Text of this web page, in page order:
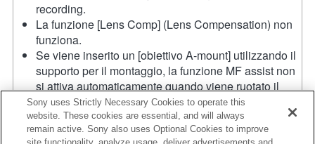
recording.
La funzione [Lens Comp] (Lens Compensation) non
funziona.
Se viene inserito un [obiettivo A-mount] utilizzando il
supporto per il montaggio, la funzione MF assist non
si attiva automaticamente quando viene ruotato il
regolatore di messa a fuoco. È possibile ingrandire
l'immagine assegnando le funzioni [Focus Magnifier]
o [MF Assist] a qualsiasi tasto dal menu "Custom Key
Sony uses Strictly Necessary Cookies to operate this
website. These cookies are essential, and will always
remain active. Sony also uses Optional Cookies to improve